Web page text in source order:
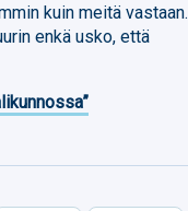
kuin meitä vastaan.
enkä usko, että